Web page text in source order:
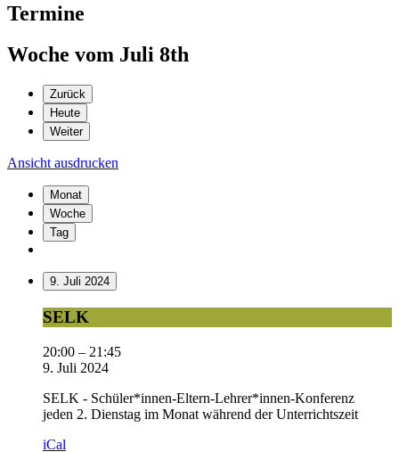
Termine
Woche vom Juli 8th
Zurück
Heute
Weiter
Ansicht ausdrucken
Monat
Woche
Tag
9. Juli 2024
SELK
SELK
20:00 – 21:45
9. Juli 2024
SELK - Schüler*innen-Eltern-Lehrer*innen-Konferenz
jeden 2. Dienstag im Monat während der Unterrichtszeit
iCal